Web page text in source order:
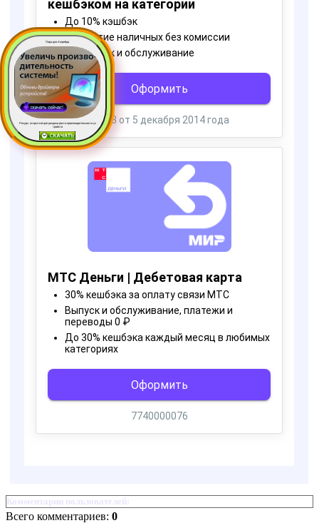
Пора для Апгрейда
Ресурс, открытый для раздачи роста производительности ус
тройств
Комментарии пользователей:
Всего комментариев: 0